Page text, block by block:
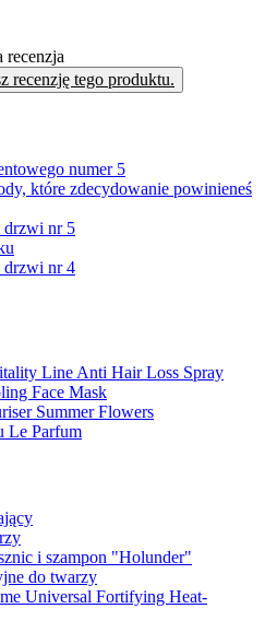
recenzja
recenzję tego produktu.
numer 5
które zdecydowanie powinieneś
drzwi nr 5
drzwi nr 4
Line Anti Hair Loss Spray
Face Mask
Summer Flowers
Le Parfum
i szampon "Holunder"
do twarzy
Universal Fortifying Heat-